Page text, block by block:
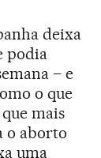
deixa
podia
– e
o que
mais
o aborto
uma